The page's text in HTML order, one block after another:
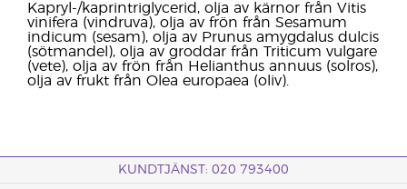
Kapryl-/kaprintriglycerid, olja av kärnor från Vitis
vinifera (vindruva), olja av frön från Sesamum
indicum (sesam), olja av Prunus amygdalus dulcis
(sötmandel), olja av groddar från Triticum vulgare
(vete), olja av frön från Helianthus annuus (solros),
olja av frukt från Olea europaea (oliv).
KUNDTJÄNST: 020 793400